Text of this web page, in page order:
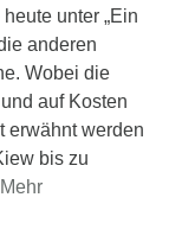
unter „Ein
anderen
Wobei die
auf Kosten
erwähnt werden
bis zu
Mehr